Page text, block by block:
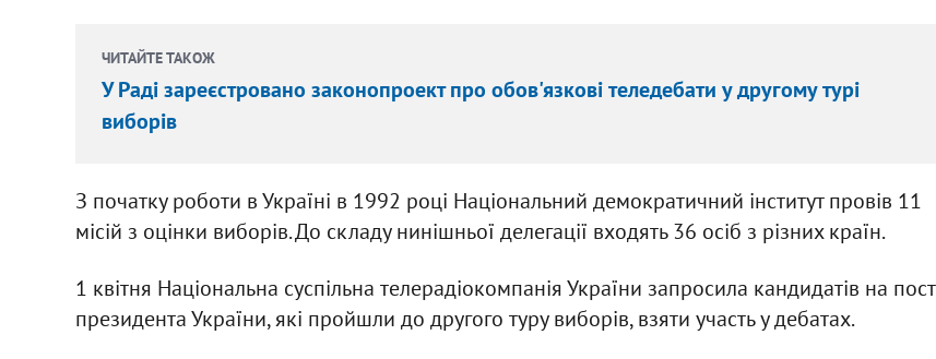
ЧИТАЙТЕ ТАКОЖ
У Раді зареєстровано законопроект про обов'язкові теледебати у другому турі
виборів
З початку роботи в Україні в 1992 році Національний демократичний інститут провів 11
місій з оцінки виборів. До складу нинішньої делегації входять 36 осіб з різних країн.
1 квітня Національна суспільна телерадіокомпанія України запросила кандидатів на пост
президента України, які пройшли до другого туру виборів, взяти участь у дебатах.